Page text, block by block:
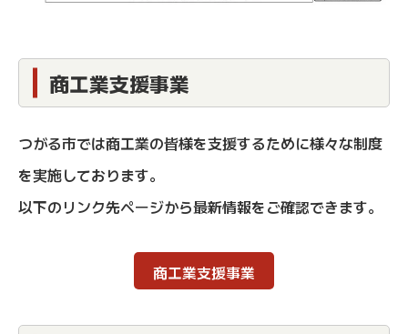
商工業支援事業
つがる市では商工業の皆様を支援するために様々な制度
を実施しております。
以下のリンク先ページから最新情報をご確認できます。
商工業支援事業